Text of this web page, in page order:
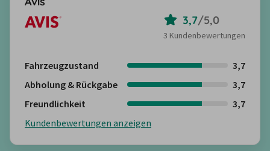
3,7/5,0
3 Kundenbewertungen
Fahrzeugzustand
3,7
Abholung & Rückgabe
3,7
Freundlichkeit
3,7
Kundenbewertungen anzeigen